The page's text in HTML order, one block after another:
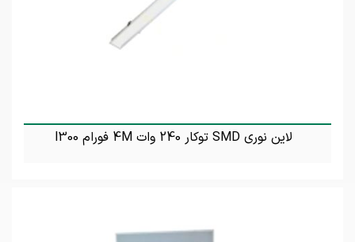
لاین نوری SMD توکار 240 وات 4M فورام l300